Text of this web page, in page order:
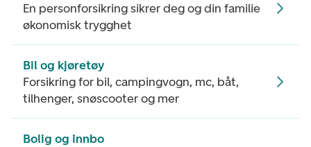
En personforsikring sikrer deg og din familie
økonomisk trygghet
Bil og kjøretøy
Forsikring for bil, campingvogn, mc, båt,
tilhenger, snøscooter og mer
Bolig og innbo